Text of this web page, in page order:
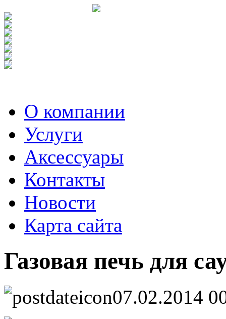
О компании
Услуги
Аксесcуары
Контакты
Новости
Карта сайта
Газовая печь для
07.02.2014